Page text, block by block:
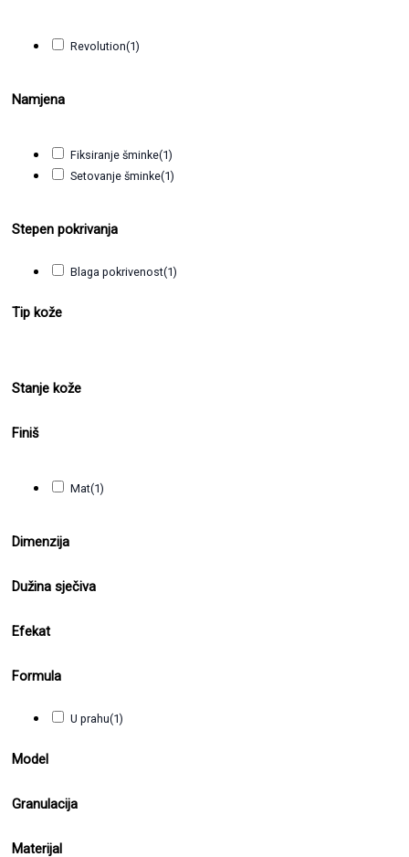
Revolution(1)
Namjena
Fiksiranje šminke(1)
Setovanje šminke(1)
Stepen pokrivanja
Blaga pokrivenost(1)
Tip kože
Stanje kože
Finiš
Mat(1)
Dimenzija
Dužina sječiva
Efekat
Formula
U prahu(1)
Model
Granulacija
Materijal